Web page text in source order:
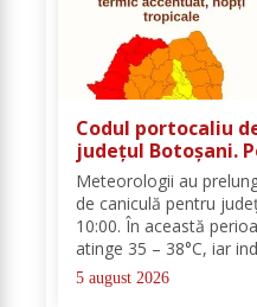
Codul portocaliu
județul Botoșani.
sunt prognozate
Meteorologii au
de caniculă pentru
10:00. În această
atinge 35 – 38°C, iar
va depăși pragul critic
rămâne tropicale, cu
5 august 2026